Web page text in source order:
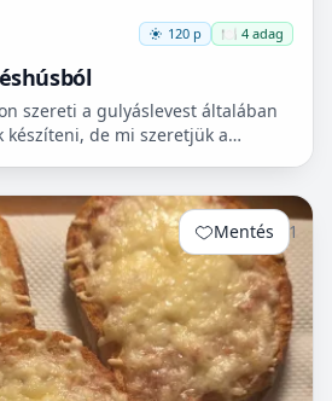
120 p 🍽️ 4 adag
szereti a gulyáslevest általában
készíteni, de mi szeretjük a
Mentés 1